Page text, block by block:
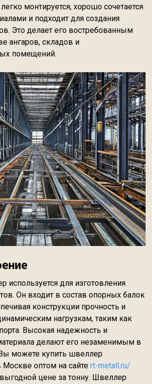
монтируется, хорошо сочетается
и подходит для создания
Это делает его востребованным
ангаров, складов и
помещений.
используется для изготовления
Он входит в состав опорных балок
конструкции прочность и
нагрузкам, таким как
Высокая надежность и
делают его незаменимым в
можете купить швеллер
Москве оптом на сайтеrt-metall.ru/
цене за тонну. Швеллер